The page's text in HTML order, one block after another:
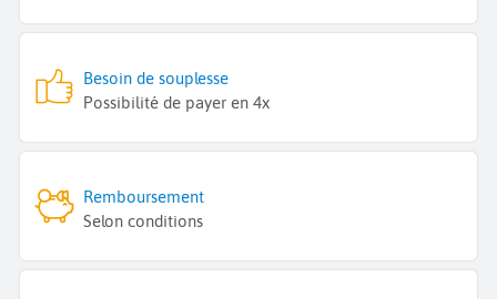
Besoin de souplesse
Possibilité de payer en 4x
Remboursement
Selon conditions